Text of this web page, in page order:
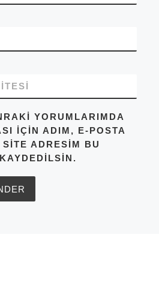
YORUMLARIMDA
IÇIN ADIM, E-POSTA
ADRESIM BU